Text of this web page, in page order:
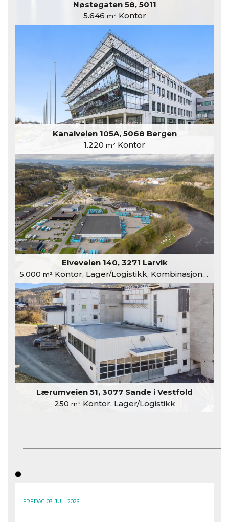
Nøstegaten 58, 5011
5.646 m²Kontor
Kanalveien 105A, 5068 Bergen
1.220 m² Kontor
Elveveien 140, 3271 Larvik
5.000 m²Kontor, Lager/Logistikk, Kombinasjonslokaler
Lærumveien 51, 3077 Sande i Vestfold
250 m²Kontor, Lager/Logistikk
FREDAG 03. JULI 2026